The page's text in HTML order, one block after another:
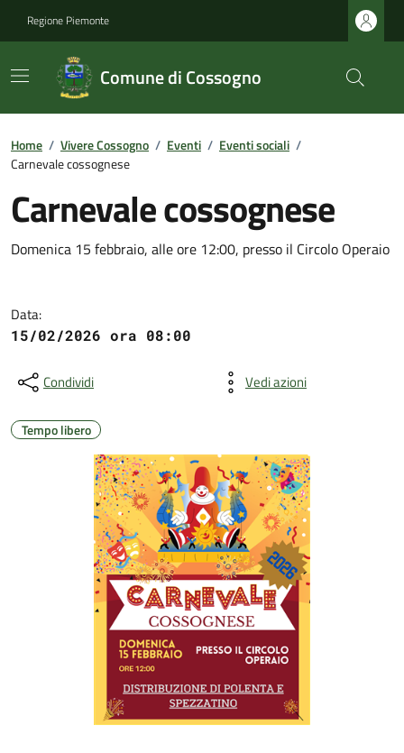
Regione Piemonte
Comune di Cossogno
Home / Vivere Cossogno / Eventi / Eventi sociali /
Carnevale cossognese
Carnevale cossognese
Domenica 15 febbraio, alle ore 12:00, presso il Circolo Operaio
Data:
15/02/2026 ora 08:00
Condividi Vedi azioni
Tempo libero